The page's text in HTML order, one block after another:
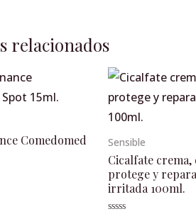
relacionados
Comedomed
Sensible
Cicalfate crema,
protege y
irritada 100ml.